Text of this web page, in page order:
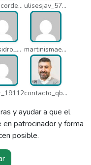
pedro.corderonunez_qab ulisesjav_5758
satelisidro_pt5 martinismaelima_qbd
contacto_qbw
y ayudar a que el
patrocinador y forma
posible.